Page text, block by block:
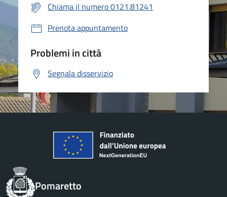
Chiama il numero 0121.81241
Prenota appuntamento
Problemi in città
Segnala disservizio
Pomaretto